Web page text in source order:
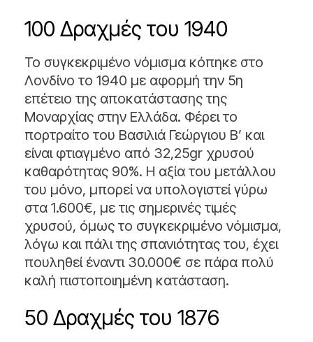
100 Δραχμές του 1940
Το συγκεκριμένο νόμισμα κόπηκε στο
Λονδίνο το 1940 με αφορμή την 5η
επέτειο της αποκατάστασης της
Μοναρχίας στην Ελλάδα. Φέρει το
πορτραίτο του Βασιλιά Γεώργιου Β’ και
είναι φτιαγμένο από 32,25gr χρυσού
καθαρότητας 90%. Η αξία του μετάλλου
του μόνο, μπορεί να υπολογιστεί γύρω
στα 1.600€, με τις σημερινές τιμές
χρυσού, όμως το συγκεκριμένο νόμισμα,
λόγω και πάλι της σπανιότητας του, έχει
πουληθεί έναντι 30.000€ σε πάρα πολύ
καλή πιστοποιημένη κατάσταση.
50 Δραχμές του 1876